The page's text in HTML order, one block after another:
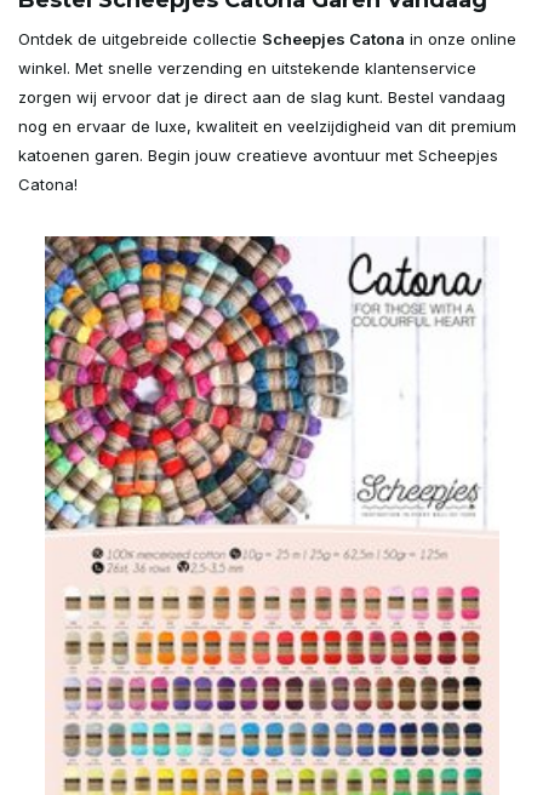
Ontdek de uitgebreide collectie Scheepjes Catona in onze online
winkel. Met snelle verzending en uitstekende klantenservice
zorgen wij ervoor dat je direct aan de slag kunt. Bestel vandaag
nog en ervaar de luxe, kwaliteit en veelzijdigheid van dit premium
katoenen garen. Begin jouw creatieve avontuur met Scheepjes
Catona!